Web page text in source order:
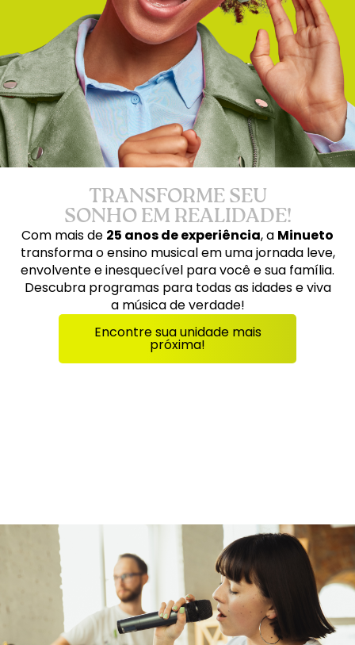
TRANSFORME SEU
SONHO EM REALIDADE!
Com mais de 25 anos de experiência, a Minueto
transforma o ensino musical em uma jornada leve,
envolvente e inesquecível para você e sua família.
Descubra programas para todas as idades e viva
a música de verdade!
Encontre sua unidade mais
próxima!